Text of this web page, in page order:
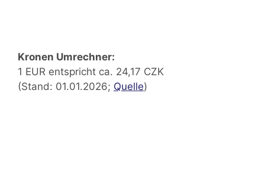
Kronen Umrechner:
1 EUR entspricht ca. 24,17 CZK
(Stand: 01.01.2026; Quelle)